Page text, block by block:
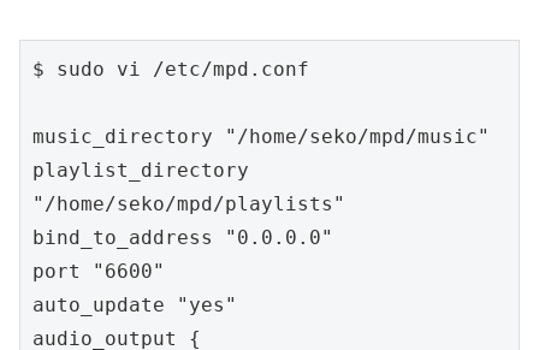
$ sudo vi /etc/mpd.conf
music_directory "/home/seko/mpd/music"
playlist_directory
"/home/seko/mpd/playlists"
bind_to_address "0.0.0.0"
port "6600"
auto_update "yes"
audio_output {